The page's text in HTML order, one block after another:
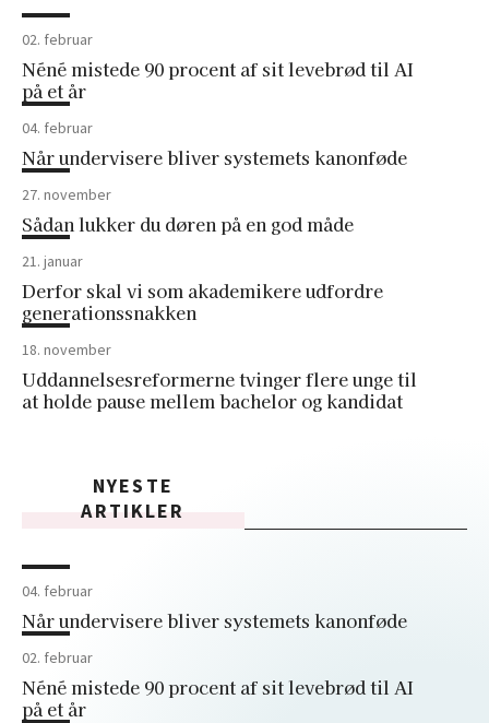
02. februar
Néné mistede 90 procent af sit levebrød til AI
på et år
04. februar
Når undervisere bliver systemets kanonføde
27. november
Sådan lukker du døren på en god måde
21. januar
Derfor skal vi som akademikere udfordre
generationssnakken
18. november
Uddannelsesreformerne tvinger flere unge til
at holde pause mellem bachelor og kandidat
NYESTE
ARTIKLER
04. februar
Når undervisere bliver systemets kanonføde
02. februar
Néné mistede 90 procent af sit levebrød til AI
på et år